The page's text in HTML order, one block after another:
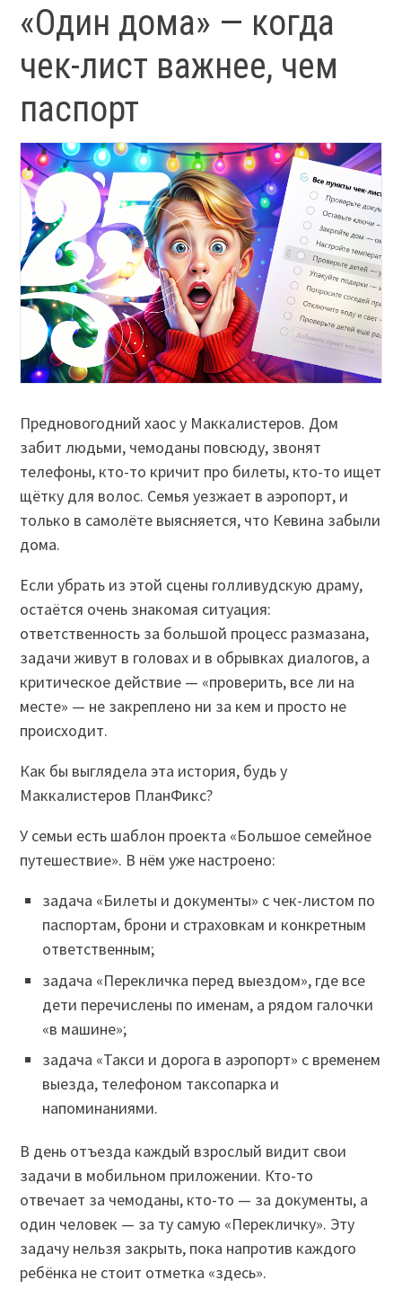
«Один дома» — когда
чек-лист важнее, чем
паспорт
Предновогодний хаос у Маккалистеров. Дом
забит людьми, чемоданы повсюду, звонят
телефоны, кто-то кричит про билеты, кто-то ищет
щётку для волос. Семья уезжает в аэропорт, и
только в самолёте выясняется, что Кевина забыли
дома.
Если убрать из этой сцены голливудскую драму,
остаётся очень знакомая ситуация:
ответственность за большой процесс размазана,
задачи живут в головах и в обрывках диалогов, а
критическое действие — «проверить, все ли на
месте» — не закреплено ни за кем и просто не
происходит.
Как бы выглядела эта история, будь у
Маккалистеров ПланФикс?
У семьи есть шаблон проекта «Большое семейное
путешествие». В нём уже настроено:
задача «Билеты и документы» с чек-листом по
паспортам, брони и страховкам и конкретным
ответственным;
задача «Перекличка перед выездом», где все
дети перечислены по именам, а рядом галочки
«в машине»;
задача «Такси и дорога в аэропорт» с временем
выезда, телефоном таксопарка и
напоминаниями.
В день отъезда каждый взрослый видит свои
задачи в мобильном приложении. Кто-то
отвечает за чемоданы, кто-то — за документы, а
один человек — за ту самую «Перекличку». Эту
задачу нельзя закрыть, пока напротив каждого
ребёнка не стоит отметка «здесь».